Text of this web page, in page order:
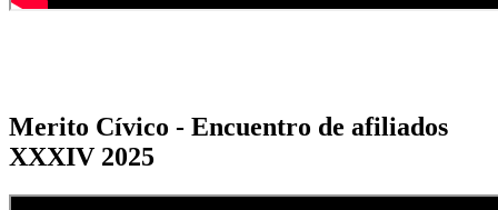
Merito Cívico - Encuentro de afiliados
XXXIV 2025